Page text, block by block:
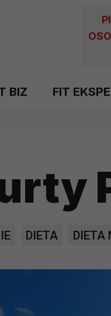
BIZ FIT
DIETA DIETA